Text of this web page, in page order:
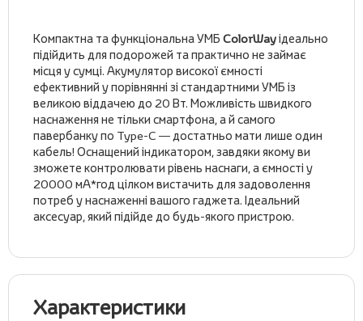
Компактна та функціональна УМБ ColorWayідеально
підійдить для подорожей та практично не займає
місця у сумці. Акумулятор високої ємності
ефективний у порівнянні зі стандартними УМБ із
великою віддачею до 20 Вт. Можливість швидкого
наснаження не тільки смартфона, а й самого
павербанку по Type-C — достатньо мати лише один
кабель! Оснащений індикатором, завдяки якому ви
зможете контролювати рівень наснаги, а ємності у
20000 мА*год цілком вистачить для задоволення
потреб у наснаженні вашого гаджета. Ідеальний
аксесуар, який підійде до будь-якого пристрою.
Характеристики